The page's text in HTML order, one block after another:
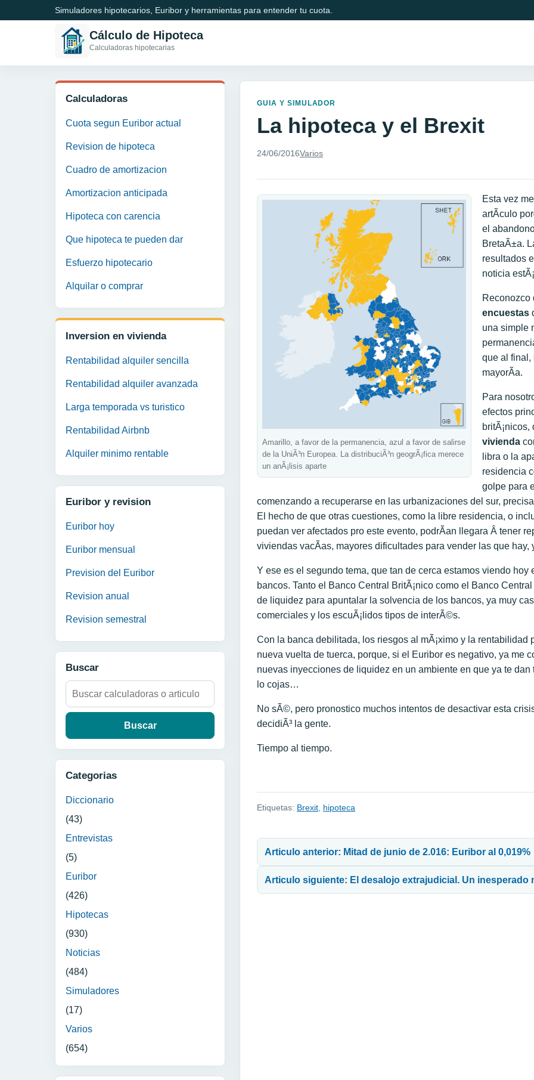
Simuladores hipotecarios, Euribor y herramientas para entender tu cuota.
Cálculo de Hipoteca
Calculadoras hipotecarias
Calculadoras
Cuota segun Euribor actual
Revision de hipoteca
Cuadro de amortizacion
Amortizacion anticipada
Hipoteca con carencia
Que hipoteca te pueden dar
Esfuerzo hipotecario
Alquilar o comprar
Inversion en vivienda
Rentabilidad alquiler sencilla
Rentabilidad alquiler avanzada
Larga temporada vs turistico
Rentabilidad Airbnb
Alquiler minimo rentable
Euribor y revision
Euribor hoy
Euribor mensual
Prevision del Euribor
Revision anual
Revision semestral
Buscar
Buscar:
Categorias
Diccionario
(43)
Entrevistas
(5)
Euribor
(426)
Hipotecas
(930)
Noticias
(484)
Simuladores
(17)
Varios
(654)
GUIA Y SIMULADOR
La hipoteca y el Brexit
24/06/2016Varios
Amarillo, a favor de la permanencia, azul a favor de salirse
de la UniÃ³n Europea. La distribuciÃ³n geogrÃ¡fica merece
un anÃ¡lisis aparte
Esta vez
artÃ­culo
el
BretaÃ±a.
resultados
noticia
Reconozco
encuestas
una simple
que al final,
mayorÃ­a.
Para
efectos
vivienda
libra o la
residencia
golpe para
comenzando a recuperarse en las urbanizaciones del sur,
El hecho de que otras cuestiones, como la libre residencia, o
puedan ver afectados pro este evento, podrÃ­an llegara Â tener
viviendas vacÃ­as, mayores dificultades para vender las que hay,
Y ese es el segundo tema, que tan de cerca estamos viendo
bancos. Tanto el Banco Central BritÃ¡nico como el Banco
de liquidez para apuntalar la solvencia de los bancos, ya muy
comerciales y los escuÃ¡lidos tipos de interÃ©s.
Con la banca debilitada, los riesgos al mÃ¡ximo y la rentabilidad
nueva vuelta de tuerca, porque, si el Euribor es negativo, ya me
nuevas inyecciones de liquidez en un ambiente en que ya te
lo cojas…
No sÃ©, pero pronostico muchos intentos de desactivar esta
decidiÃ³ la gente.
Tiempo al tiempo.
Etiquetas: Brexit hipoteca
Articulo anterior: Mitad de junio de 2.016: Euribor al 0,019%
Articulo siguiente: El desalojo extrajudicial. Un inesperado